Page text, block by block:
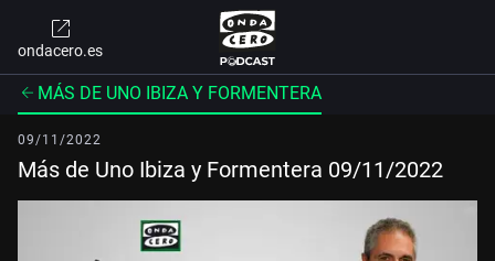
ondacero.es
MÁS DE UNO IBIZA Y FORMENTERA
09/11/2022
Más de Uno Ibiza y Formentera 09/11/2022